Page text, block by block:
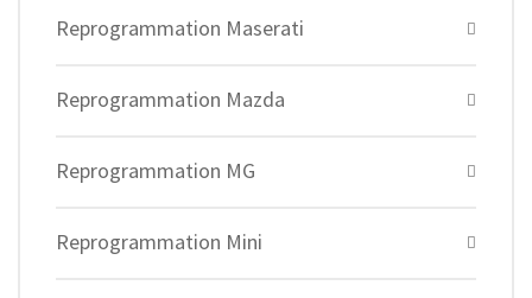
Reprogrammation Maserati
Reprogrammation Mazda
Reprogrammation MG
Reprogrammation Mini